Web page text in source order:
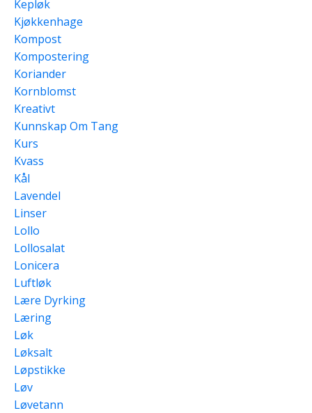
Kepløk
Kjøkkenhage
Kompost
Kompostering
Koriander
Kornblomst
Kreativt
Kunnskap Om Tang
Kurs
Kvass
Kål
Lavendel
Linser
Lollo
Lollosalat
Lonicera
Luftløk
Lære Dyrking
Læring
Løk
Løksalt
Løpstikke
Løv
Løvetann